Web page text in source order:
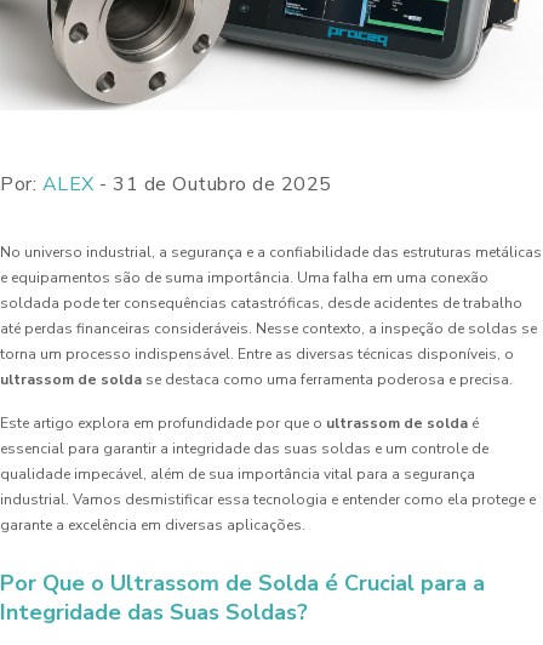
Por: ALEX - 31 de Outubro de 2025
No universo industrial, a segurança e a confiabilidade das estruturas metálicas
e equipamentos são de suma importância. Uma falha em uma conexão
soldada pode ter consequências catastróficas, desde acidentes de trabalho
até perdas financeiras consideráveis. Nesse contexto, a inspeção de soldas se
torna um processo indispensável. Entre as diversas técnicas disponíveis, o
ultrassom de solda se destaca como uma ferramenta poderosa e precisa.
Este artigo explora em profundidade por que o ultrassom de solda é
essencial para garantir a integridade das suas soldas e um controle de
qualidade impecável, além de sua importância vital para a segurança
industrial. Vamos desmistificar essa tecnologia e entender como ela protege e
garante a excelência em diversas aplicações.
Por Que o Ultrassom de Solda é Crucial para a
Integridade das Suas Soldas?